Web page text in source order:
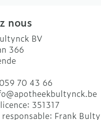
nous
BV
366
059 70 43 66
apotheekbultynck.be
351317
Frank